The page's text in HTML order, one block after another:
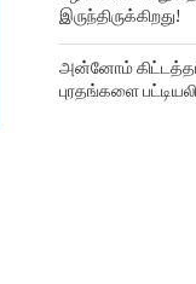
இருந்திருக்கிறது!
அன்னோம்
புரதங்களை